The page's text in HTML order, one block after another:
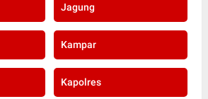
Jagung
Kampar
Kapolres